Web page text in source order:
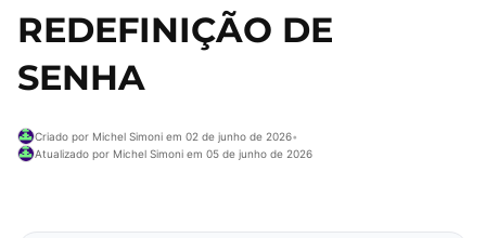
REDEFINIÇÃO DE
SENHA
Criado por Michel Simoni em 02 de junho de 2026•
Atualizado por Michel Simoni em 05 de junho de 2026